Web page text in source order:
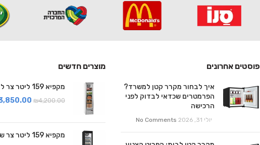
פוסטים אחרונים
איך לבחור מקרר קטן למשרד?
הפרמטרים שכדאי לבדוק לפני
הרכישה
יולי 31, 2026 No Comments
מוצרים חדשים
מקפיא 159 ליטר צר לבן
₪4,200.00
מקפיא 159 ליטר צר שחור